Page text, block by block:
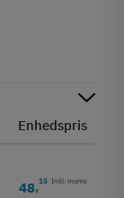
Enhedspris
48,15 Inkl. moms